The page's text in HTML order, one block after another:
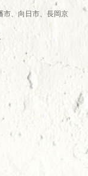
市、向日市、長岡京